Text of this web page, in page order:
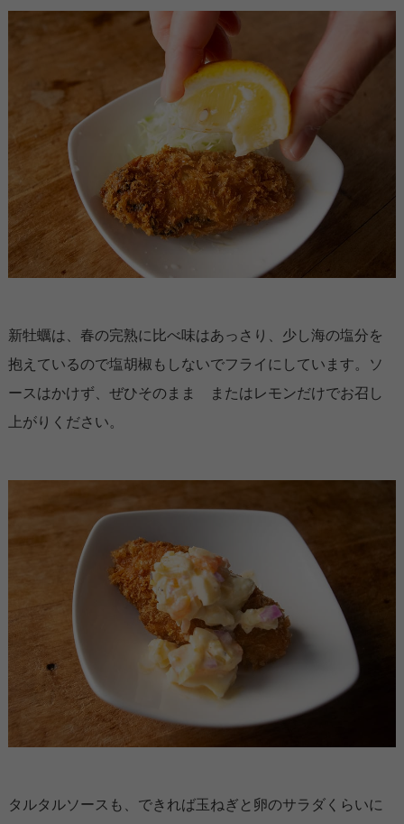
新牡蠣は、春の完熟に比べ味はあっさり、少し海の塩分を
抱えているので塩胡椒もしないでフライにしています。ソ
ースはかけず、ぜひそのまま またはレモンだけでお召し
上がりください。
タルタルソースも、できれば玉ねぎと卵のサラダくらいに